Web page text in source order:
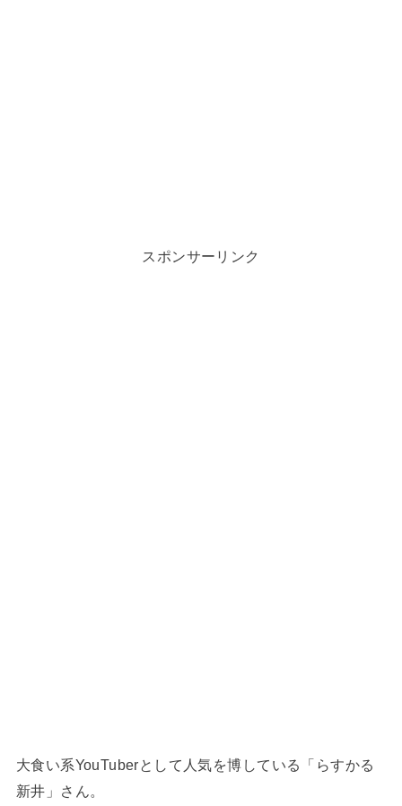
スポンサーリンク
大食い系YouTuberとして人気を博している「らすかる
新井」さん。